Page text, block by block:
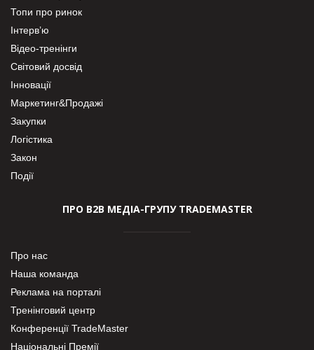
Топи про ринок
Інтерв’ю
Відео-тренінги
Світовий досвід
Інновації
Маркетинг&Продажі
Закупки
Логістика
Закон
Події
ПРО В2В МЕДІА-ГРУПУ TRADEMASTER
Про нас
Наша команда
Реклама на порталі
Тренінговий центр
Конференції TradeMaster
Національні Премії